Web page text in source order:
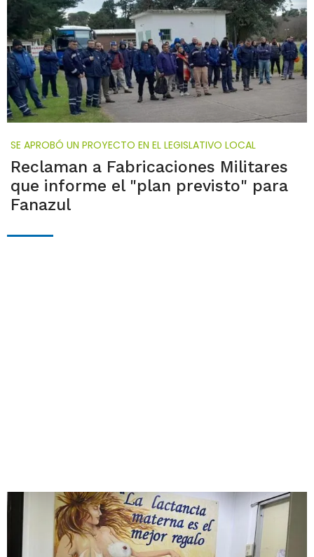
SE APROBÓ UN PROYECTO EN EL LEGISLATIVO LOCAL
Reclaman a Fabricaciones Militares
que informe el "plan previsto" para
Fanazul